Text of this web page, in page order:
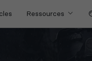
Ressources